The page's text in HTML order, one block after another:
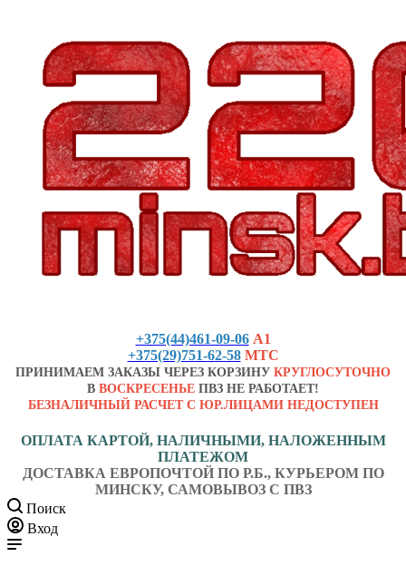
+375(44)461-09-06 А1
+375(29)751-62-58 МТС
ПРИНИМАЕМ ЗАКАЗЫ ЧЕРЕЗ КОРЗИНУ КРУГЛОСУТОЧНО
В ВОСКРЕСЕНЬЕ ПВЗ НЕ РАБОТАЕТ!
БЕЗНАЛИЧНЫЙ РАСЧЕТ С ЮР.ЛИЦАМИ НЕДОСТУПЕН
ОПЛАТА КАРТОЙ, НАЛИЧНЫМИ, НАЛОЖЕННЫМ
ПЛАТЕЖОМ
ДОСТАВКА ЕВРОПОЧТОЙ ПО Р.Б., КУРЬЕРОМ ПО
МИНСКУ, САМОВЫВОЗ С ПВЗ
Поиск
Вход